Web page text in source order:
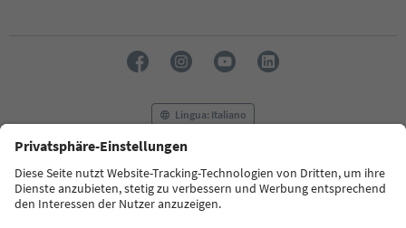
Lingua: Italiano
FAQ Contatti Press MICE
Privacy Policy
Termini e condizioni
Crediti
Cookie Policy